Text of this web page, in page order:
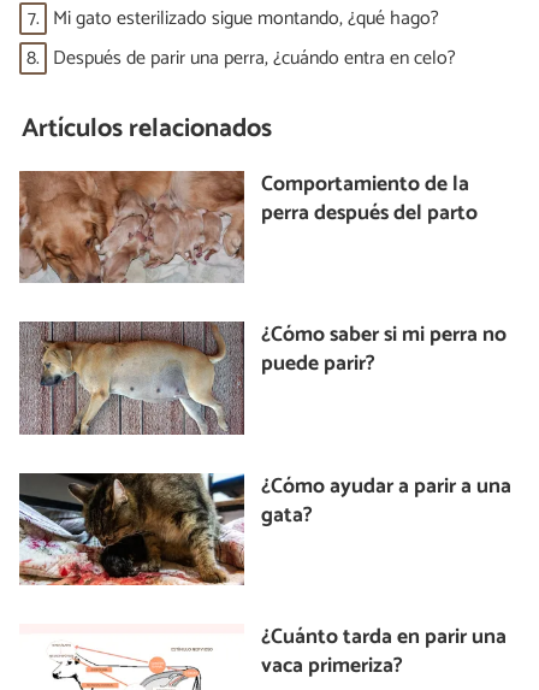
7. Mi gato esterilizado sigue montando, ¿qué hago?
8. Después de parir una perra, ¿cuándo entra en celo?
Artículos relacionados
Comportamiento de la
perra después del parto
¿Cómo saber si mi perra no
puede parir?
¿Cómo ayudar a parir a una
gata?
¿Cuánto tarda en parir una
vaca primeriza?